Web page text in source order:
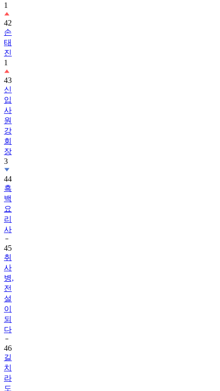
1
42
손
태
진
1
43
신
입
사
원
강
회
장
3
44
흑
백
요
리
사
45
취
사
병,
전
설
이
되
다
46
길
치
라
도